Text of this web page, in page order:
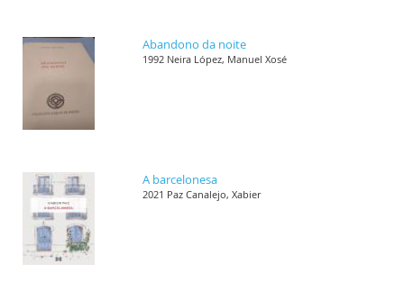
Abandono da noite
1992 Neira López, Manuel Xosé
A barcelonesa
2021 Paz Canalejo, Xabier